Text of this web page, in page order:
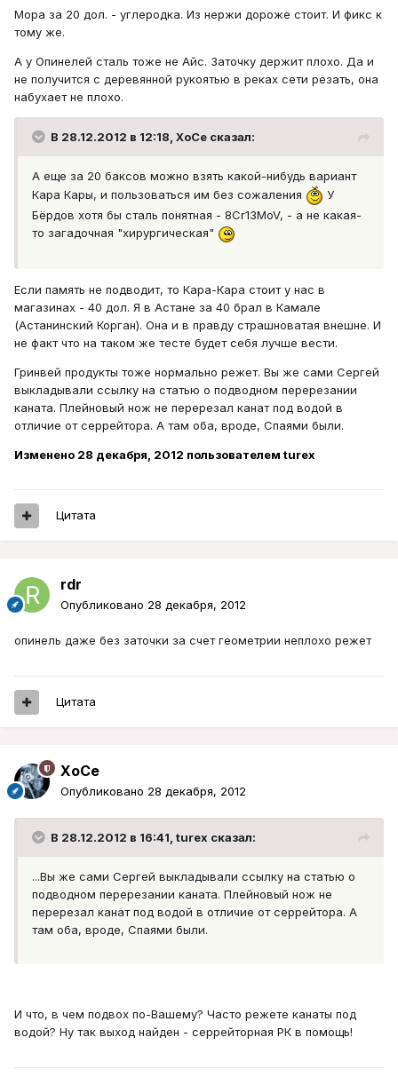
Мора за 20 дол. - углеродка. Из нержи дороже стоит. И фикс к
тому же.
А у Опинелей сталь тоже не Айс. Заточку держит плохо. Да и
не получится с деревянной рукоятью в реках сети резать, она
набухает не плохо.
В 28.12.2012 в 12:18, XoCe сказал:
А еще за 20 баксов можно взять какой-нибудь вариант
Кара Кары, и пользоваться им без сожаления
У
Бёрдов хотя бы сталь понятная - 8Cr13MoV, - а не какая-
то загадочная "хирургическая"
Если память не подводит, то Кара-Кара стоит у нас в
магазинах - 40 дол. Я в Астане за 40 брал в Камале
(Астанинский Корган). Она и в правду страшноватая внешне. И
не факт что на таком же тесте будет себя лучше вести.
Гринвей продукты тоже нормально режет. Вы же сами Сергей
выкладывали ссылку на статью о подводном перерезании
каната. Плейновый нож не перерезал канат под водой в
отличие от серрейтора. А там оба, вроде, Спаями были.
Изменено 28 декабря, 2012 пользователем turex
Цитата
rdr
Опубликовано 28 декабря, 2012
опинель даже без заточки за счет геометрии неплохо режет
Цитата
XoCe
Опубликовано 28 декабря, 2012
В 28.12.2012 в 16:41, turex сказал:
...Вы же сами Сергей выкладывали ссылку на статью о
подводном перерезании каната. Плейновый нож не
перерезал канат под водой в отличие от серрейтора. А
там оба, вроде, Спаями были.
И что, в чем подвох по-Вашему? Часто режете канаты под
водой? Ну так выход найден - серрейторная РК в помощь!